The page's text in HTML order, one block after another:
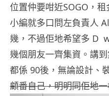
位置仲要咁近SOGO，
小編就多口問左負責人
幾，不過佢地希望多 D
幾個朋友一齊集資。講
都係 90後，無論設計、
顧番自己，明明同佢地